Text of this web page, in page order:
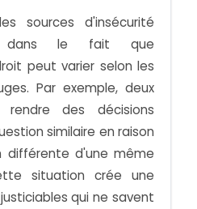
sources d'insécurité
dans le fait que
peut varier selon les
Par exemple, deux
rendre des décisions
similaire en raison
différente d'une même
situation crée une
qui ne savent